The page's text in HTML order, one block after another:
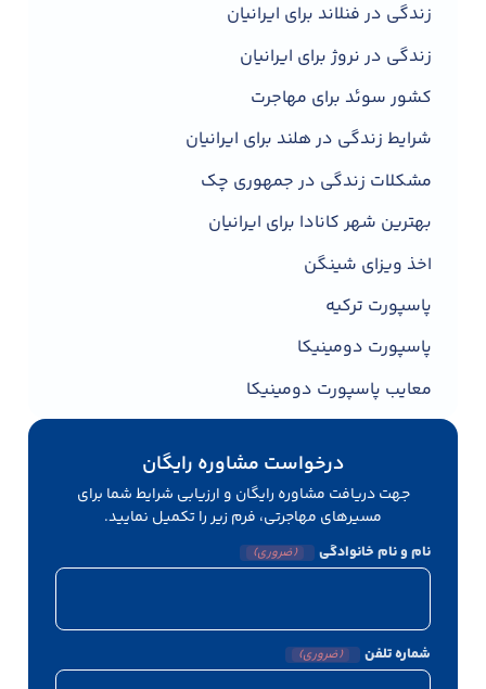
زندگی در فنلاند برای ایرانیان
زندگی در نروژ برای ایرانیان
کشور سوئد برای مهاجرت
شرایط زندگی در هلند برای ایرانیان
مشکلات زندگی در جمهوری چک
بهترین شهر کانادا برای ایرانیان
اخذ ویزای شینگن
پاسپورت ترکیه
پاسپورت دومینیکا
معایب پاسپورت دومینیکا
درخواست مشاوره رایگان
جهت دریافت مشاوره رایگان و ارزیابی شرایط شما برای
مسیرهای مهاجرتی، فرم زیر را تکمیل نمایید.
نام و نام خانوادگی (ضروری)
شماره تلفن (ضروری)